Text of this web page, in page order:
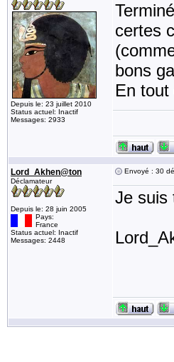
Depuis le: 23 juillet 2010
Status actuel: Inactif
Messages: 2933
certes
bons
En
Lord_Akhen@ton
Déclamateur
Depuis le: 28 juin 2005
Pays:
France
Status actuel: Inactif
Messages: 2448
Envoyé : 30
Je suis